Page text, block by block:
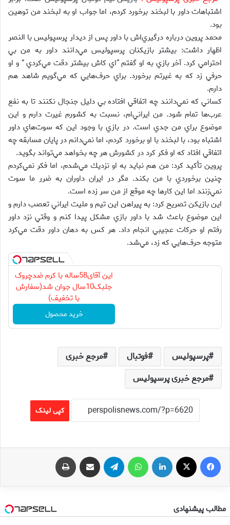
اشتباهات داور با لبخند برخورد كردم، اما جواب او به لبخند من توهين
بود.
محمد پروين درباره درگيري‌اش با داور پس از دیدار پرسپوليس با النصر
اظهار داشت: بيشتر بازيكنان پرسپوليس مي‌دانند داور به من بي
احترامي كرد. آخر بازي به او گفتم “اي كاش بيشتر دقت مي‌كردي ” و او
حرفي زد كه به غيرتم برخورد. براي حرف‌هايي كه مي‌گويم شاهد هم
دارم.
كساني كه نمي‌دانند چه اتفاقي افتاده بي دليل جنجال نكنند تا به نفع
عرب‌ها تمام شود. من ايراني‌ام، نسبت به كشورم غيرت دارم و اين
موضوع براي من جدي است. در بازي با وجود اين كه سوت‌هاي داور
اشتباه بود، با لبخند با او برخورد كردم، اما نمي‌دانم در پايان مسابقه چه
اتفاقي افتاد كه او فكر كرد در كشورش هر چه بخواهد مي‌تواند بگويد.
پروين تأكيد كرد: من هم نبايد به او نزديك مي‌شدم، اما فكر نمي‌كردم
چنين برخوردي با من بكند. مگر در ايران داوران به ضرر ما سوت
نمي‌زنند اما اين كارها چه موقع از من سر زده است.
اين بازيكن تصريح كرد: به پيراهن اين تيم و مليت ايراني تعصب دارم و
اين موضوع باعث شد با داور بازي مشكل پيدا كنم و وقتي نزد داور
رفتم او حركات عجيبي انجام داد. هر كس به دهان داور دقت مي‌كرد
متوجه حرف‌هايي كه زد، مي‌شد.
این آقای58ساله با کرم ضدچروک
جلبک10سال جوان شد(سفارش
با تخفیف)
خرید محصول
پرسپولیس فوتبال
مرجع خبری
مرجع خبری پرسپولیس
کپی لینک
فیس بوک لینکدین تلگرام اشتراک گذاری از طریق ایمیل
مطالب پیشنهادی